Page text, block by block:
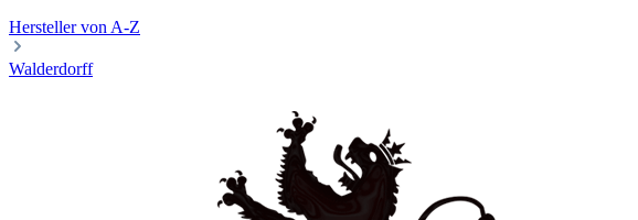
Hersteller von A-Z
Walderdorff